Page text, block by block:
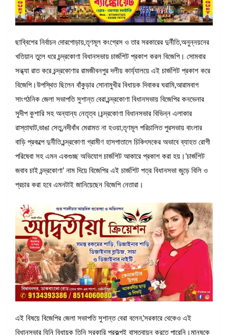
ছাব্বিশের নির্বাচন দোরগোড়ায়,তৃণমূল কংগ্রেস ও তার সরকারের দুর্নীতি,অনুন্নয়নের
খতিয়ান তুলে ধরে চন্দ্রকোণা বিধানসভায় চার্জশিট প্রকাশ করল বিজেপি। সোমবার
সন্ধ্যা রাত করে চন্দ্রকোণার রামজীবনপুর দলীয় কার্য্যালয়ে এই চার্জশিট প্রকাশ করে
বিজেপি।উপস্থিত ছিলেন বাঁকুড়ার সোনামুখীর বিধায়ক দিবাকর ঘরামি,আরামবাগ
সাংগঠনিক জেলা সভাপতি সুশান্ত বেরা,চন্দ্রকোণা বিধানসভায় বিজেপির কনভেনার
সুদীপ কুশারি সহ অন্যান্য নেতৃত্ব।চন্দ্রকোণা বিধানসভার বিভিন্ন এলাকার
রাস্তাঘাট,ভাঙা সেতু,নদীবাঁধ মেরামত না হওয়া,তৃণমূল পরিচালিত পুরসভায় বাংলার
বাড়ি প্রকল্পে দুর্নীতি,চন্দ্রকোণা গ্রামীণ হাসপাতালে চিকিৎসকের অভাবে ব্যাহত রোগী
পরিষেবা সহ এমন একগুচ্ছ অভিযোগ চার্জশিট আকারে প্রকাশ করা হয়।’চার্জশিট
জবাব চাই চন্দ্রকোণা’ নাম দিয়ে বিজেপির এই চার্জশিট পত্র বিধানসভা জুড়ে বিলি ও
প্রচার করা হবে এমনটাই জানিয়েছেন বিজেপি নেতারা।
এই বিষয়ে বিজেপির জেলা সভাপতি সুশান্ত বেরা বলেন,’সরকারে থেকেও এই
বিধানসভার যিনি বিধায়ক তিনি সরকারি প্রকল্পই বাস্তবায়ন করতে পারেনি।মানুষকে